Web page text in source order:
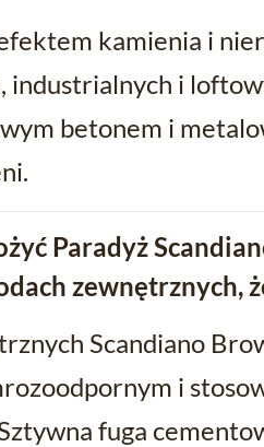
kamienia i
i
betonem i
Paradyż
zewnętrznych,
Scandiano
i
fuga